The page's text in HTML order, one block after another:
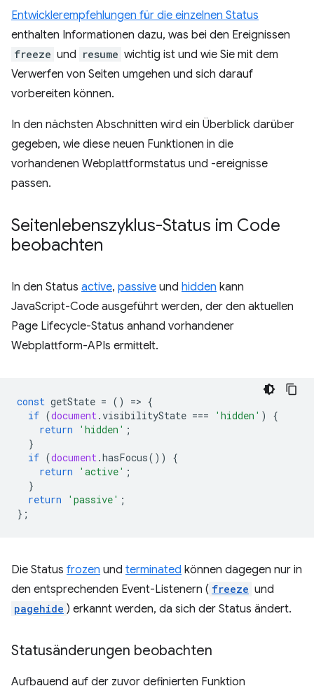
Entwicklerempfehlungen für die einzelnen Status
enthalten Informationen dazu, was bei den Ereignissen
freeze und resume wichtig ist und wie Sie mit dem
Verwerfen von Seiten umgehen und sich darauf
vorbereiten können.
In den nächsten Abschnitten wird ein Überblick darüber
gegeben, wie diese neuen Funktionen in die
vorhandenen Webplattformstatus und -ereignisse
passen.
Seitenlebenszyklus-Status im Code
beobachten
In den Status active, passive und hidden kann
JavaScript-Code ausgeführt werden, der den aktuellen
Page Lifecycle-Status anhand vorhandener
Webplattform-APIs ermittelt.
const getState = () => {
if (document .visibilityState === 'hidden' )
{
return
'hidden' ;
}
if (document .hasFocus())
{
return
'active' ;
}
return
'passive' ;
};
Die Status frozen und terminated können dagegen nur in
den entsprechenden Event-Listenern ( freeze und
pagehide ) erkannt werden, da sich der Status ändert.
Statusänderungen beobachten
Aufbauend auf der zuvor definierten Funktion